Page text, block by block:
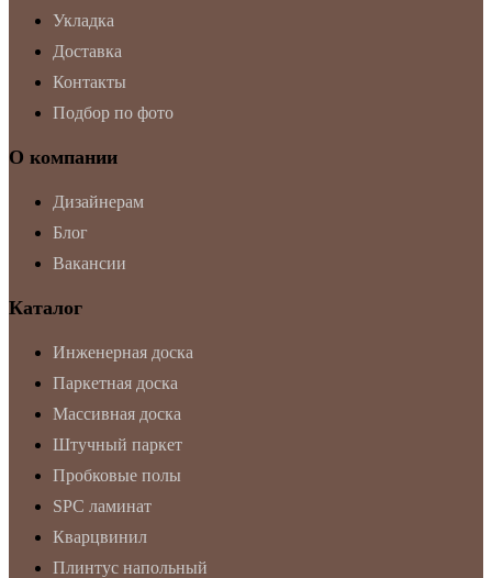
Укладка
Доставка
Контакты
Подбор по фото
О компании
Дизайнерам
Блог
Вакансии
Каталог
Инженерная доска
Паркетная доска
Массивная доска
Штучный паркет
Пробковые полы
SPC ламинат
Кварцвинил
Плинтус напольный